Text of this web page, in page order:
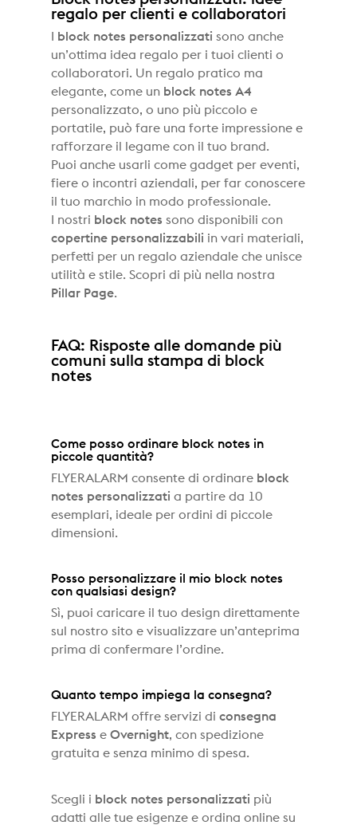
regalo per clienti e collaboratori
block notes personalizzati sono anche
un’ottima idea regalo per i tuoi clienti o
collaboratori. Un regalo pratico ma
elegante, come un block notes A4
personalizzato, o uno più piccolo e
portatile, può fare una forte impressione e
rafforzare il legame con il tuo brand.
Puoi anche usarli come gadget per eventi,
fiere o incontri aziendali, per far conoscere
il tuo marchio in modo professionale.
I nostri block notes sono disponibili con
copertine personalizzabili in vari materiali,
perfetti per un regalo aziendale che unisce
utilità e stile. Scopri di più nella nostra
Pillar Page.
FAQ: Risposte alle domande più
comuni sulla stampa di block
notes
Come posso ordinare block notes in
piccole quantità?
FLYERALARM consente di ordinare block
notes personalizzati a partire da 10
esemplari, ideale per ordini di piccole
dimensioni.
Posso personalizzare il mio block notes
con qualsiasi design?
Sì, puoi caricare il tuo design direttamente
sul nostro sito e visualizzare un’anteprima
prima di confermare l’ordine.
Quanto tempo impiega la consegna?
FLYERALARM offre servizi diconsegna
Express eOvernight, con spedizione
gratuita e senza minimo di spesa.
Scegli i block notes personalizzati più
adatti alle tue esigenze e ordina online su